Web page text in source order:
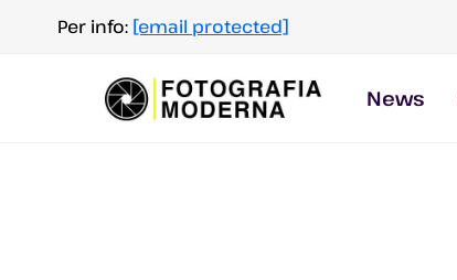
contenuto
Per info: [email protected]
News